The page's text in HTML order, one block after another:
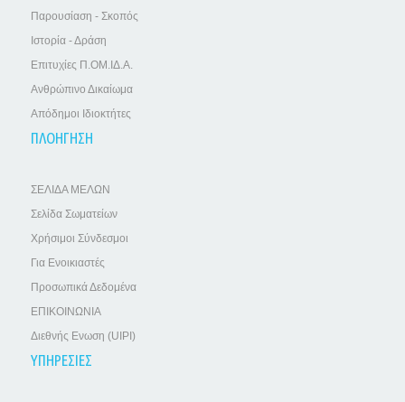
Παρουσίαση - Σκοπός
Ιστορία - Δράση
Επιτυχίες Π.ΟΜ.ΙΔ.Α.
Ανθρώπινο Δικαίωμα
Απόδημοι Ιδιοκτήτες
ΠΛΟΗΓΗΣΗ
ΣΕΛΙΔΑ ΜΕΛΩΝ
Σελίδα Σωματείων
Χρήσιμοι Σύνδεσμοι
Για Ενοικιαστές
Προσωπικά Δεδομένα
ΕΠΙΚΟΙΝΩΝΙΑ
Διεθνής Ενωση (UIPI)
ΥΠΗΡΕΣΙΕΣ